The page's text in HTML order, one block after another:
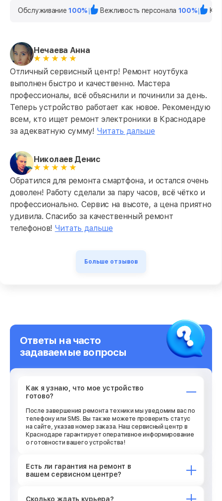
Обслуживание100% Вежливость персонала 100%
Нечаева Анна
Отличный сервисный центр! Ремонт ноутбука
выполнен быстро и качественно. Мастера
профессионалы, всё объяснили и починили за день.
Теперь устройство работает как новое. Рекомендую
всем, кто ищет ремонт электроники в Краснодаре
за адекватную сумму! Читать дальше
Николаев Денис
Обратился для ремонта смартфона, и остался очень
доволен! Работу сделали за пару часов, всё чётко и
профессионально. Сервис на высоте, а цена приятно
удивила. Спасибо за качественный ремонт
телефонов! Читать дальше
Больше отзывов
Ответы на часто
задаваемые вопросы
Как я узнаю, что мое устройство
готово?
После завершения ремонта техники мы уведомим вас по
телефону или SMS. Вы также можете проверить статус
на сайте, указав номер заказа. Наш сервисный центр в
Краснодаре гарантирует оперативное информирование
о готовности вашего устройства!
Есть ли гарантия на ремонт в
вашем сервисном центре?
Сколько ждать курьера?